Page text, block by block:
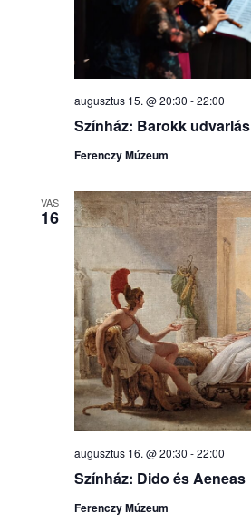
Színház: Barokk udvarlás
augusztus 15. @ 20:30 -22:00
Ferenczy Múzeum
VAS
16
Színház: Dido és Aeneas
augusztus 16. @ 20:30 -22:00
Ferenczy Múzeum